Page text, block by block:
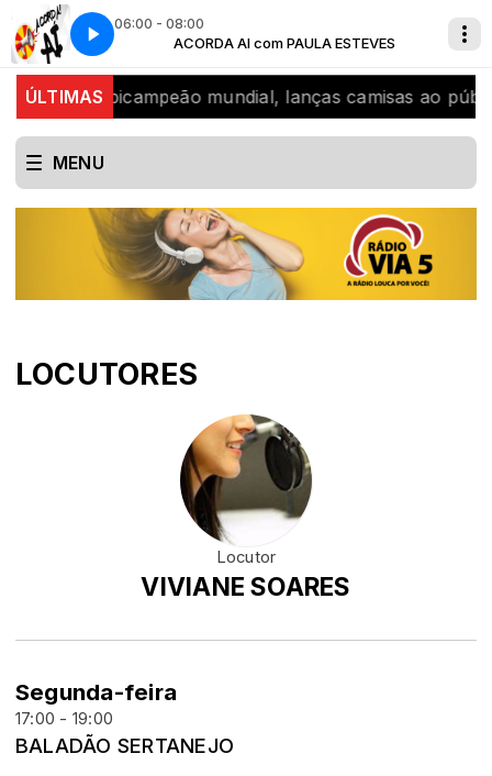
06:00 - 08:00
ESTEVES ACORDA AI com PAULA ESTEVES
1 Hora certa - Masculino 1
ÚLTIMAS
Didi, bicampeão mundial, lanças camisas ao
MENU
LOCUTORES
Locutor
VIVIANE SOARES
Segunda-feira
17:00 - 19:00
BALADÃO SERTANEJO